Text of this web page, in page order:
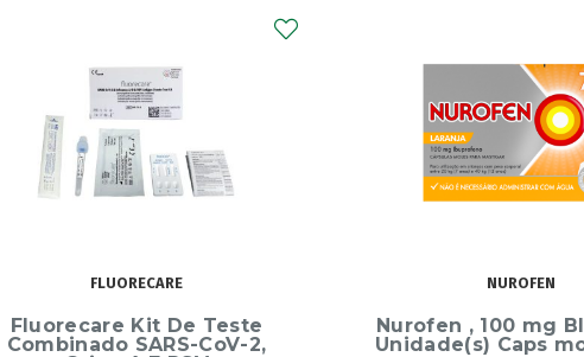
NUROFEN
Nurofen , 100 mg Blister 24
Unidade(s) Caps mole mast
ARKOPHARMA
Arkocápsulas
Cápsulas